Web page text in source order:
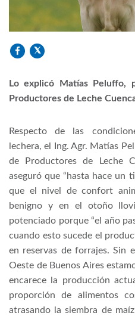
Lo explicó Matías Peluffo,
Productores de Leche
Respecto de las
lechera, el Ing. Agr. Matías
de Productores de Leche
aseguró que “hasta hace un
que el nivel de confort
benigno y en el otoño
potenciado porque “el año
cuando esto sucede el
en reservas de forrajes. Sin
Oeste de Buenos Aires
encarece la producción
proporción de alimentos
atrasando la siembra de